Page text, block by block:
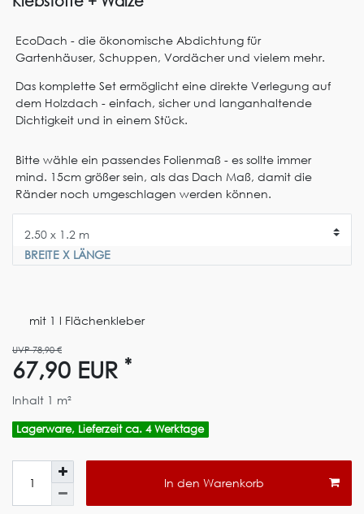
EcoDach - die ökonomische Abdichtung für
Gartenhäuser, Schuppen, Vordächer und vielem mehr.
Das komplette Set ermöglicht eine direkte Verlegung auf
dem Holzdach - einfach, sicher und langanhaltende
Dichtigkeit und in einem Stück.
Bitte wähle ein passendes Folienmaß - es sollte immer
mind. 15cm größer sein, als das Dach Maß, damit die
Ränder noch umgeschlagen werden können.
BREITE X LÄNGE
mit 1 l Flächenkleber
UVP 78,90 €
67,90 EUR *
Inhalt 1 m²
Lagerware, Lieferzeit ca. 4 Werktage
In den Warenkorb